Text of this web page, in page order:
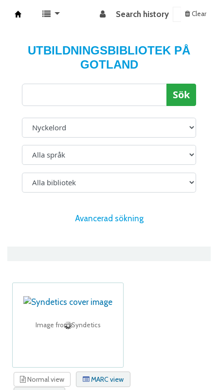
Search history Clear
UTBILDNINGSBIBLIOTEK PÅ
GOTLAND
Sök
Avancerad sökning
Image from Syndetics
Normal view
MARC view